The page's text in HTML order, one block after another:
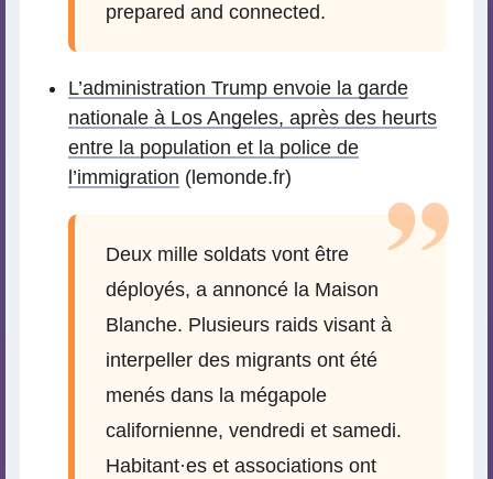
prepared and connected.
L’administration Trump envoie la garde
nationale à Los Angeles, après des heurts
entre la population et la police de
l’immigration (lemonde.fr)
Deux mille soldats vont être
déployés, a annoncé la Maison
Blanche. Plusieurs raids visant à
interpeller des migrants ont été
menés dans la mégapole
californienne, vendredi et samedi.
Habitant·es et associations ont